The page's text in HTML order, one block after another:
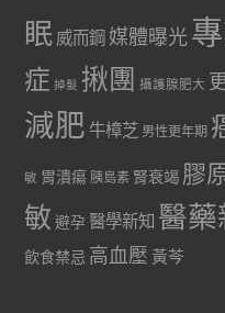
眠 威而鋼 媒體曝光
症 掉髮 揪團 攝護腺肥大
減肥 牛樟芝 男性更年期
敏 胃潰瘍 胰島素 腎衰竭 膠
敏 避孕 醫學新知 醫藥
飲食禁忌 高血壓 黃芩